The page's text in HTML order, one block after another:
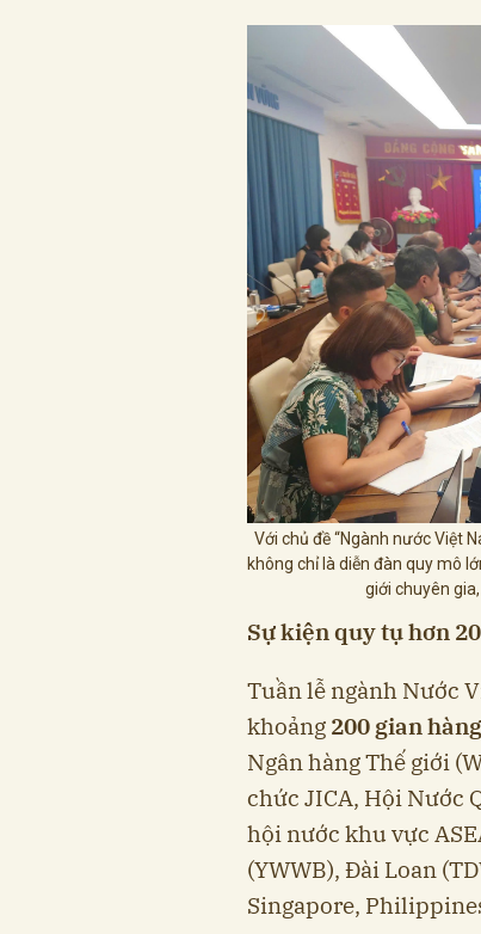
Với chủ đề “Ngành nước Việt
không chỉ là diễn đàn quy mô
giới chuyên
Sự kiện quy tụ hơn
Tuần lễ ngành Nước
khoảng 200 gian hàng
Ngân hàng Thế giới
chức JICA, Hội Nước
hội nước khu vực
(YWWB), Đài Loan
Singapore,